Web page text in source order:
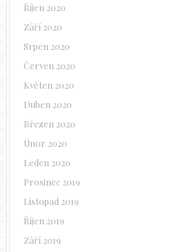
Říjen 2020
Září 2020
Srpen 2020
Červen 2020
Květen 2020
Duben 2020
Březen 2020
Únor 2020
Leden 2020
Prosinec 2019
Listopad 2019
Říjen 2019
Září 2019